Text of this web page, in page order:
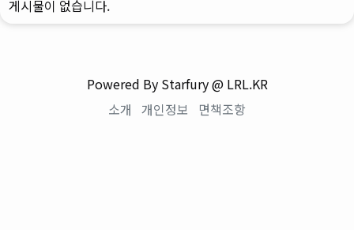
게시물이 없습니다.
Powered By Starfury @ LRL.KR
소개 개인정보 면책조항